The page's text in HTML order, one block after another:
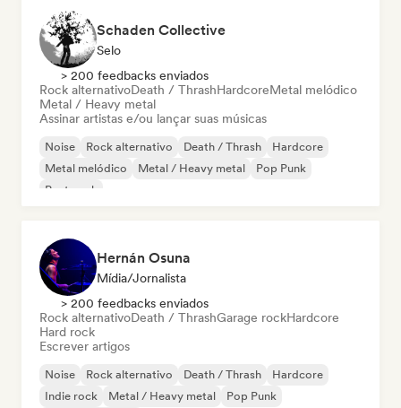
Schaden Collective
Selo
> 200 feedbacks enviados
Rock alternativoDeath / ThrashHardcoreMetal melódico
Metal / Heavy metal
Assinar artistas e/ou lançar suas músicas
Noise Rock alternativo Death / Thrash
Hardcore
Metal melódico
Metal / Heavy metal
Pop Punk
Post punk
Hernán Osuna
Mídia/Jornalista
> 200 feedbacks enviados
Rock alternativoDeath / ThrashGarage rockHardcore
Hard rock
Escrever artigos
Noise Rock alternativo Death / Thrash
Hardcore
Indie rock
Metal / Heavy metal
Pop Punk